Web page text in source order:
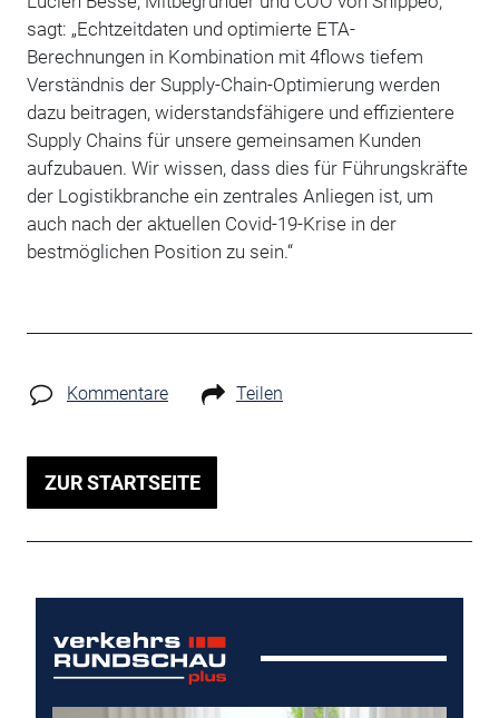
sagt: „Echtzeitdaten und optimierte ETA-
Berechnungen in Kombination mit 4flows tiefem
Verständnis der Supply-Chain-Optimierung werden
dazu beitragen, widerstandsfähigere und effizientere
Supply Chains für unsere gemeinsamen Kunden
aufzubauen. Wir wissen, dass dies für Führungskräfte
der Logistikbranche ein zentrales Anliegen ist, um
auch nach der aktuellen Covid-19-Krise in der
bestmöglichen Position zu sein.“
Kommentare Teilen
ZUR STARTSEITE